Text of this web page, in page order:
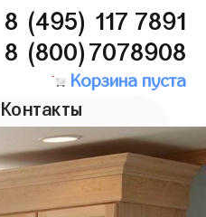
8 (495) 117 7891
8 (800)7078908
Корзина пуста
Контакты